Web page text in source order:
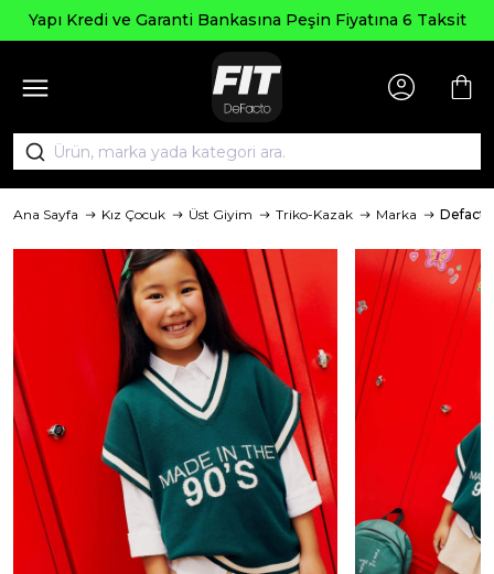
Yapı Kredi ve Garanti Bankasına Peşin Fiyatına 6 Taksit
Ana Sayfa Kız Çocuk Üst Giyim Triko-Kazak Marka Defacto